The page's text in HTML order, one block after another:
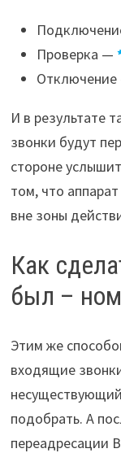
Проверка —
И в результате
звонки будут
стороне
том, что
вне зоны
Как
был –
Этим же
входящие
подобрать. А
переадресации